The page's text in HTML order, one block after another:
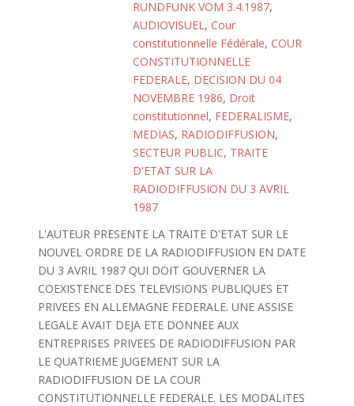
RUNDFUNK VOM 3.4.1987,
AUDIOVISUEL, Cour
constitutionnelle Fédérale, COUR
CONSTITUTIONNELLE
FEDERALE, DECISION DU 04
NOVEMBRE 1986, Droit
constitutionnel, FEDERALISME,
MEDIAS, RADIODIFFUSION,
SECTEUR PUBLIC, TRAITE
D'ETAT SUR LA
RADIODIFFUSION DU 3 AVRIL
1987
L'AUTEUR PRESENTE LA TRAITE D'ETAT SUR LE
NOUVEL ORDRE DE LA RADIODIFFUSION EN DATE
DU 3 AVRIL 1987 QUI DOIT GOUVERNER LA
COEXISTENCE DES TELEVISIONS PUBLIQUES ET
PRIVEES EN ALLEMAGNE FEDERALE. UNE ASSISE
LEGALE AVAIT DEJA ETE DONNEE AUX
ENTREPRISES PRIVEES DE RADIODIFFUSION PAR
LE QUATRIEME JUGEMENT SUR LA
RADIODIFFUSION DE LA COUR
CONSTITUTIONNELLE FEDERALE. LES MODALITES